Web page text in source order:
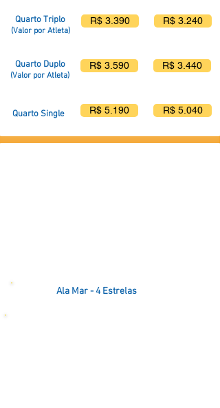
Quarto Triplo
(Valor por Atleta)
R$ 3.390 R$ 3.240
Quarto Duplo
(Valor por Atleta)
R$ 3.590 R$ 3.440
Quarto Single R$ 5.190 R$ 5.040
Ala Mar - 4 Estrelas